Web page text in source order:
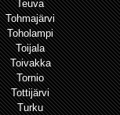
Teuva
Tohmajärvi
Toholampi
Toijala
Toivakka
Tornio
Tottijärvi
Turku